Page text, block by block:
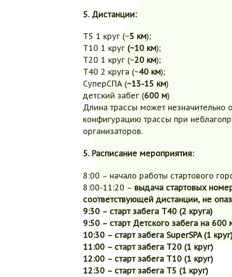
5. Дистанции:
Т5 1 круг (~5 км);
Т10 1 круг (~10 км);
Т20 1 круг (~20 км);
Т40 2 круга (~40 км);
СуперСПА (~13-15 км)
детский забег (600 м)
Длина трассы может незначительно
конфигурацию трассы при
организаторов.
5. Расписание мероприятия:
8:00 – начало работы стартового
8:00-11:20 – выдача стартовых
соответствующей дистанции, не
9:30 – старт забега Т40 (2 круга)
9:50 – старт Детского забега на 600
10:30 – старт забега SuperSPA (1
11:00 – старт забега Т20 (1 круг)
12:00 – старт забега Т10 (1 круг)
12:30 – старт забега Т5 (1 круг)